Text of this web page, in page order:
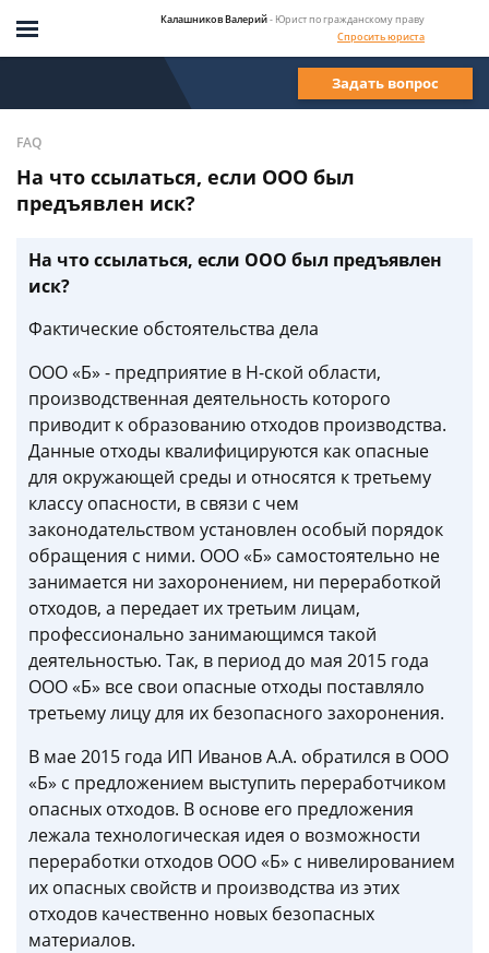
Калашников Валерий- Юрист по гражданскому праву
Спросить юриста
Задать вопрос
FAQ
На что ссылаться, если ООО был
предъявлен иск?
На что ссылаться, если ООО был предъявлен
иск?
Фактические обстоятельства дела
ООО «Б» - предприятие в Н-ской области,
производственная деятельность которого
приводит к образованию отходов производства.
Данные отходы квалифицируются как опасные
для окружающей среды и относятся к третьему
классу опасности, в связи с чем
законодательством установлен особый порядок
обращения с ними. ООО «Б» самостоятельно не
занимается ни захоронением, ни переработкой
отходов, а передает их третьим лицам,
профессионально занимающимся такой
деятельностью. Так, в период до мая 2015 года
ООО «Б» все свои опасные отходы поставляло
третьему лицу для их безопасного захоронения.
В мае 2015 года ИП Иванов А.А. обратился в ООО
«Б» с предложением выступить переработчиком
опасных отходов. В основе его предложения
лежала технологическая идея о возможности
переработки отходов ООО «Б» с нивелированием
их опасных свойств и производства из этих
отходов качественно новых безопасных
материалов.